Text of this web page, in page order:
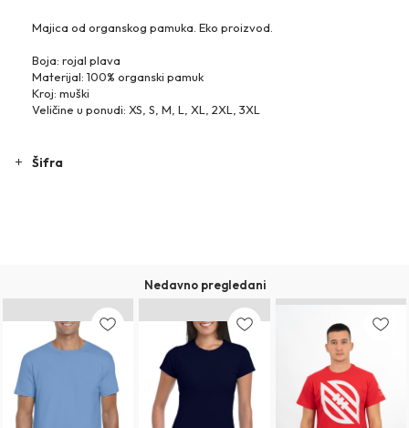
Majica od organskog pamuka. Eko proizvod.
Boja: rojal plava
Materijal: 100% organski pamuk
Kroj: muški
Veličine u ponudi: XS, S, M, L, XL, 2XL, 3XL
Šifra
Nedavno pregledani